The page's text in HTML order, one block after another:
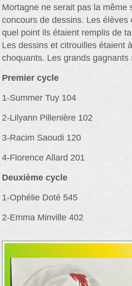
Mortagne ne serait pas la même
concours de dessins. Les élèves
quel point ils étaient remplis de
Les dessins et citrouilles étaient
choquants. Les grands gagnants
Premier cycle
1-Summer Tuy 104
2-Lilyann Pillenière 102
3-Racim Saoudi 120
4-Florence Allard 201
Deuxième cycle
1-Ophélie Doté 545
2-Emma Minville 402